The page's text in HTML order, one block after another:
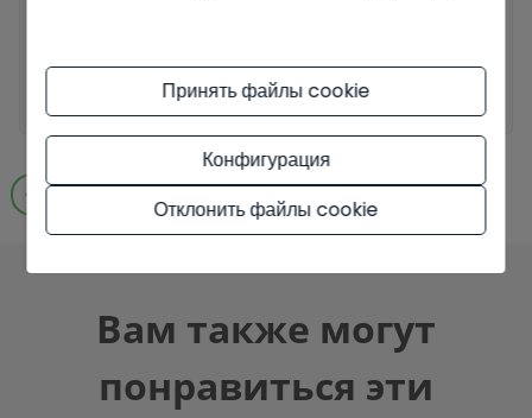
Отправить запрос
Перейти к результатам поиска
Вам также могут
понравиться эти
Принять файлы cookie
Конфигурация
Отклонить файлы cookie